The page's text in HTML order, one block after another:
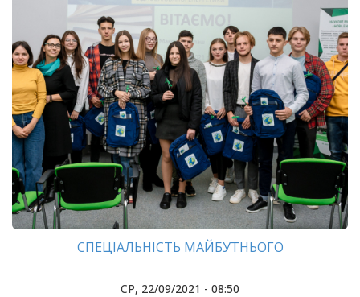
СПЕЦІАЛЬНІСТЬ МАЙБУТНЬОГО
СР, 22/09/2021 - 08:50